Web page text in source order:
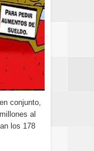
conjunto,
al
los 178